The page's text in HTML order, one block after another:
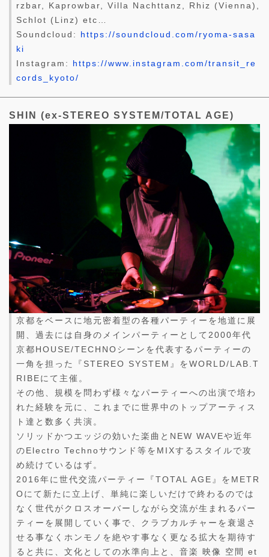
rzbar, Kaprowbar, Villa Nachttanz, Rhiz (Vienna),
Schlot (Linz) etc…
Soundcloud: https://soundcloud.com/ryoma-sasa
ki
Instagram: https://www.instagram.com/transit_re
cords_kyoto/
SHIN (ex-STEREO SYSTEM/TOTAL AGE)
京都をベースに地元密着型の各種パーティーを地道に展
開、過去には自身のメインパーティーとして2000年代
京都HOUSE/TECHNOシーンを代表するパーティーの
一角を担った『STEREO SYSTEM』をWORLD/LAB.T
RIBEにて主催。
その他、規模を問わず様々なパーティーへの出演で培わ
れた経験を元に、これまでに世界中のトップアーティス
ト達と数多く共演。
ソリッドかつエッジの効いた楽曲とNEW WAVEや近年
のElectro Technoサウンド等をMIXするスタイルで攻
め続けているはず。
2016年に世代交流パーティー『TOTAL AGE』をMETR
Oにて新たに立上げ、単純に楽しいだけで終わるのでは
なく世代がクロスオーバーしながら交流が生まれるパー
ティーを展開していく事で、クラブカルチャーを衰退さ
せる事なくホンモノを絶やす事なく更なる拡大を期待す
ると共に、文化としての水準向上と、音楽 映像 空間 et